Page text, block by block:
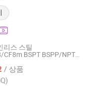
리스 스틸
BSPT BSPP/NPT
제어 2PC 제어 볼
/ 상품
Co., Ltd.